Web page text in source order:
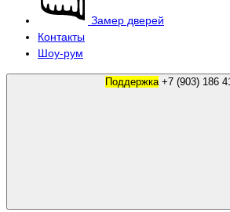
Замер дверей
Контакты
Шоу-рум
Поддержка